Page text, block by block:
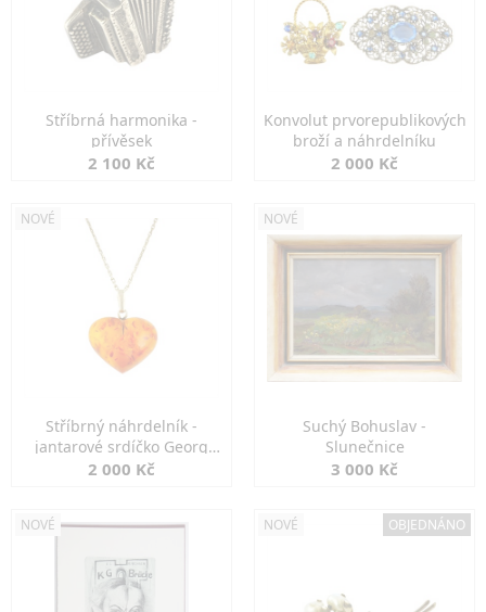
Stříbrná harmonika -
přívěsek
2 100 Kč
Konvolut prvorepublikových
broží a náhrdelníku
2 000 Kč
NOVÉ
Stříbrný náhrdelník -
jantarové srdíčko Georg
Kramer
2 000 Kč
NOVÉ
Suchý Bohuslav -
Slunečnice
3 000 Kč
NOVÉ NOVÉ OBJEDNÁNO